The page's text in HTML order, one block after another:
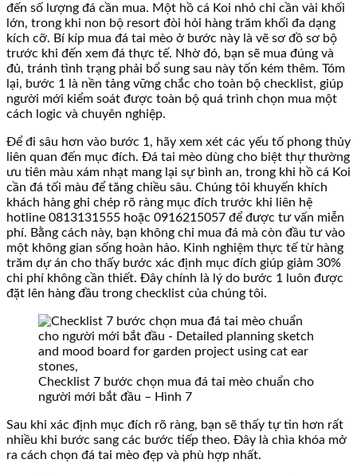
đến số lượng đá cần mua. Một hồ cá Koi nhỏ chỉ cần vài khối
lớn, trong khi non bộ resort đòi hỏi hàng trăm khối đa dạng
kích cỡ. Bí kíp mua đá tai mèo ở bước này là vẽ sơ đồ sơ bộ
trước khi đến xem đá thực tế. Nhờ đó, bạn sẽ mua đúng và
đủ, tránh tình trạng phải bổ sung sau này tốn kém thêm. Tóm
lại, bước 1 là nền tảng vững chắc cho toàn bộ checklist, giúp
người mới kiểm soát được toàn bộ quá trình chọn mua một
cách logic và chuyên nghiệp.
Để đi sâu hơn vào bước 1, hãy xem xét các yếu tố phong thủy
liên quan đến mục đích. Đá tai mèo dùng cho biệt thự thường
ưu tiên màu xám nhạt mang lại sự bình an, trong khi hồ cá Koi
cần đá tối màu để tăng chiều sâu. Chúng tôi khuyến khích
khách hàng ghi chép rõ ràng mục đích trước khi liên hệ
hotline 0813131555 hoặc 0916215057 để được tư vấn miễn
phí. Bằng cách này, bạn không chỉ mua đá mà còn đầu tư vào
một không gian sống hoàn hảo. Kinh nghiệm thực tế từ hàng
trăm dự án cho thấy bước xác định mục đích giúp giảm 30%
chi phí không cần thiết. Đây chính là lý do bước 1 luôn được
đặt lên hàng đầu trong checklist của chúng tôi.
Checklist 7 bước chọn mua đá tai mèo chuẩn cho
người mới bắt đầu – Hình 7
Sau khi xác định mục đích rõ ràng, bạn sẽ thấy tự tin hơn rất
nhiều khi bước sang các bước tiếp theo. Đây là chìa khóa mở
ra cách chọn đá tai mèo đẹp và phù hợp nhất.